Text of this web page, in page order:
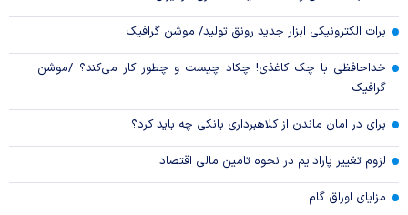
برات الکترونیکی ابزار جدید رونق تولید/ موشن گرافیک
خداحافظی با چک کاغذی! چکاد چیست و چطور کار می‌کند؟ /موشن
گرافیک
برای در امان ماندن از کلاهبرداری بانکی چه باید کرد؟
لزوم تغییر پارادایم در نحوه تامین مالی اقتصاد
مزایای اوراق گام